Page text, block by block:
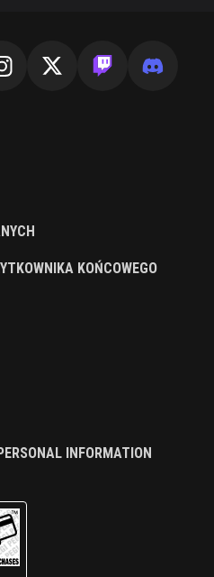
KOŃCOWEGO
INFORMATION